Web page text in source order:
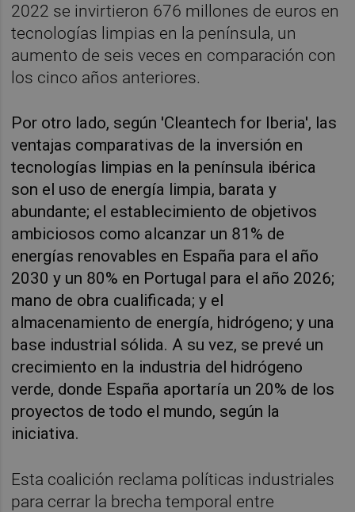
2022 se invirtieron 676 millones de euros en
tecnologías limpias en la península, un
aumento de seis veces en comparación con
los cinco años anteriores.
Por otro lado, según 'Cleantech for Iberia', las
ventajas comparativas de la inversión en
tecnologías limpias en la península ibérica
son el uso de energía limpia, barata y
abundante; el establecimiento de objetivos
ambiciosos como alcanzar un 81% de
energías renovables en España para el año
2030 y un 80% en Portugal para el año 2026;
mano de obra cualificada; y el
almacenamiento de energía, hidrógeno; y una
base industrial sólida. A su vez, se prevé un
crecimiento en la industria del hidrógeno
verde, donde España aportaría un 20% de los
proyectos de todo el mundo, según la
iniciativa.
Esta coalición reclama políticas industriales
para cerrar la brecha temporal entre